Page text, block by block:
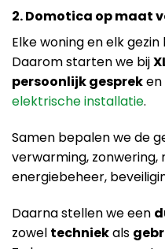
2. Domotica op maat
Elke woning en elk
Daarom starten we bij
persoonlijk gespreken
elektrische installatie.
Samen bepalen we de
verwarming, zonwering,
energiebeheer,
Daarna stellen we een
zowel techniekals